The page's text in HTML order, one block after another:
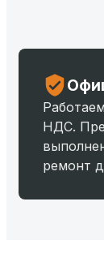
НДС.
ремонт